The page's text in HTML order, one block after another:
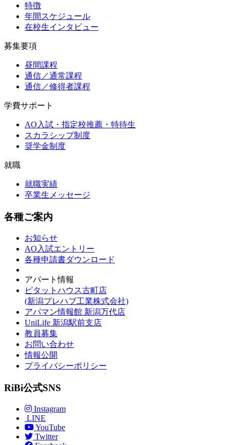
特徴
年間スケジュール
在校生インタビュー
募集要項
昼間課程
通信／通常課程
通信／修得者課程
学費サポート
AO入試・指定校推薦・特待生
スカラシップ制度
奨学金制度
就職
就職実績
卒業生メッセージ
各種ご案内
お知らせ
AO入試エントリー
各種申請書ダウンロード
アパート情報
ピタットハウス古町店
(新潟プレハブ工業株式会社)
アパマン情報館 新潟万代店
UniLife 新潟駅前支店
教員募集
お問い合わせ
情報公開
プライバシーポリシー
RiBi公式SNS
Instagram
LINE
YouTube
Twitter